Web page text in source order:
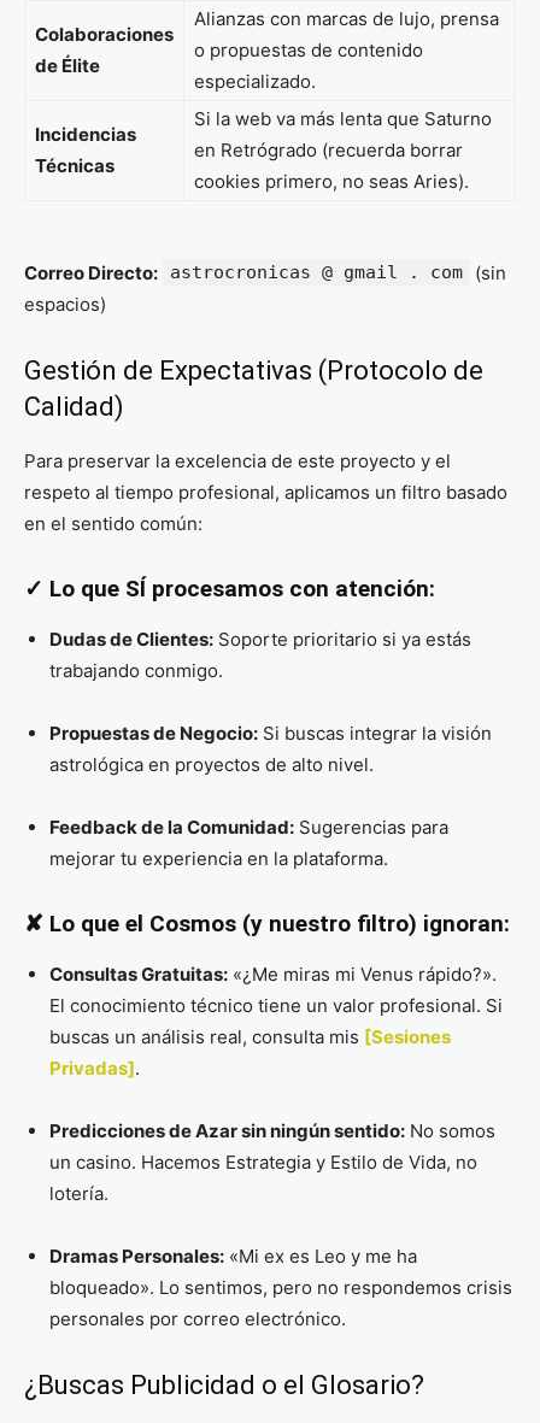
Colaboraciones
de Élite
Alianzas con marcas de lujo, prensa
o propuestas de contenido
especializado.
Incidencias
Técnicas
Si la web va más lenta que Saturno
en Retrógrado (recuerda borrar
cookies primero, no seas Aries).
Correo Directo: astrocronicas @ gmail . com
(sin
espacios)
Gestión de Expectativas (Protocolo de
Calidad)
Para preservar la excelencia de este proyecto y el
respeto al tiempo profesional, aplicamos un filtro basado
en el sentido común:
✓ Lo que SÍ procesamos con atención:
Dudas de Clientes: Soporte prioritario si ya estás
trabajando conmigo.
Propuestas de Negocio: Si buscas integrar la visión
astrológica en proyectos de alto nivel.
Feedback de la Comunidad: Sugerencias para
mejorar tu experiencia en la plataforma.
✘ Lo que el Cosmos (y nuestro filtro) ignoran:
Consultas Gratuitas: «¿Me miras mi Venus rápido?».
El conocimiento técnico tiene un valor profesional. Si
buscas un análisis real, consulta mis [Sesiones
Privadas].
Predicciones de Azar sin ningún sentido: No somos
un casino. Hacemos Estrategia y Estilo de Vida, no
lotería.
Dramas Personales: «Mi ex es Leo y me ha
bloqueado». Lo sentimos, pero no respondemos crisis
personales por correo electrónico.
¿Buscas Publicidad o el Glosario?